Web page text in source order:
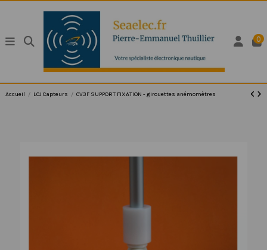
0
Accueil LCJ Capteurs CV3F SUPPORT FIXATION - girouettes anémomètres